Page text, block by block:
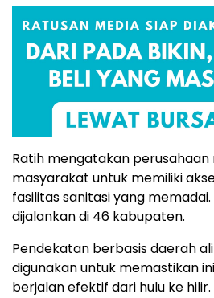
Ratih mengatakan
masyarakat untuk memiliki
fasilitas sanitasi yang
dijalankan di 46 kabupaten.
Pendekatan berbasis daerah
digunakan untuk memastikan
berjalan efektif dari hulu ke hilir.